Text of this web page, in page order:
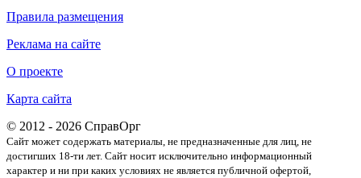
Правила размещения
Реклама на сайте
О проекте
Карта сайта
© 2012 - 2026 СправОрг
Сайт может содержать материалы, не предназначенные для лиц, не
достигших 18-ти лет. Cайт носит исключительно информационный
характер и ни при каких условиях не является публичной офертой,